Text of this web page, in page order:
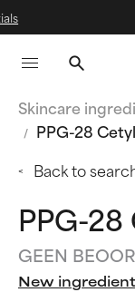
Skincare
PPG-28
Back to
PPG-
GEEN
New